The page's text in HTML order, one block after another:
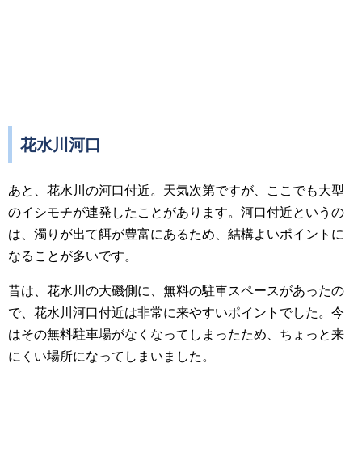
花水川河口
あと、花水川の河口付近。天気次第ですが、ここでも大型
のイシモチが連発したことがあります。河口付近というの
は、濁りが出て餌が豊富にあるため、結構よいポイントに
なることが多いです。
昔は、花水川の大磯側に、無料の駐車スペースがあったの
で、花水川河口付近は非常に来やすいポイントでした。今
はその無料駐車場がなくなってしまったため、ちょっと来
にくい場所になってしまいました。